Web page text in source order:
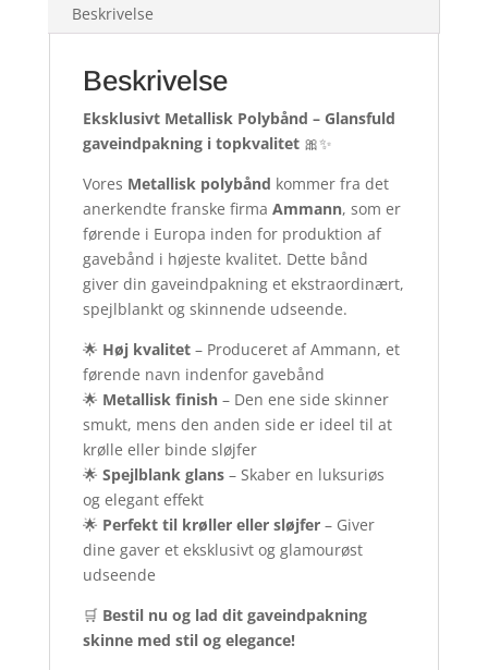
Beskrivelse
Beskrivelse
Eksklusivt Metallisk Polybånd – Glansfuld
gaveindpakning i topkvalitet🎀✨
Vores Metallisk polybånd kommer fra det
anerkendte franske firma Ammann, som er
førende i Europa inden for produktion af
gavebånd i højeste kvalitet. Dette bånd
giver din gaveindpakning et ekstraordinært,
spejlblankt og skinnende udseende.
🌟 Høj kvalitet– Produceret af Ammann, et
førende navn indenfor gavebånd
🌟 Metallisk finish– Den ene side skinner
smukt, mens den anden side er ideel til at
krølle eller binde sløjfer
🌟 Spejlblank glans– Skaber en luksuriøs
og elegant effekt
🌟 Perfekt til krøller eller sløjfer– Giver
dine gaver et eksklusivt og glamourøst
udseende
🛒 Bestil nu og lad dit gaveindpakning
skinne med stil og elegance!